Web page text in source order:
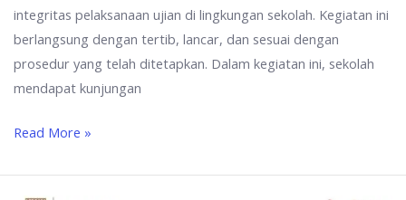
integritas pelaksanaan ujian di lingkungan sekolah. Kegiatan ini
berlangsung dengan tertib, lancar, dan sesuai dengan
prosedur yang telah ditetapkan. Dalam kegiatan ini, sekolah
mendapat kunjungan
Read More »